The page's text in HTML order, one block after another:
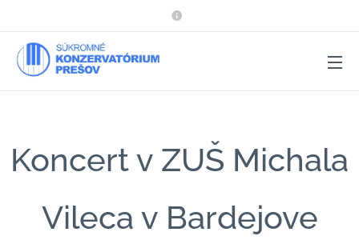
Koncert v ZUŠ Michala
Vileca v Bardejove